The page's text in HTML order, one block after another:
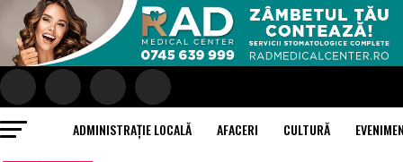
ADMINISTRAȚIE LOCALĂ AFACERI CULTURĂ